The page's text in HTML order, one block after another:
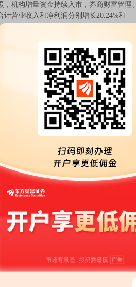
机构增量资金持续入市，券商财富管理
营业收入和净利润分别增长20.24%和
的多重配置逻辑，板块修复行情具备较
策的稳步落地，推动行业高质量发展渐
本实力较强的龙头券商持续抢占市场份
备超额收益潜力，建议把握政策改革红
质标的。
年合计实现营业收入5522.83亿元，同
增长43.41%。41家实现净利润增长，17
比增长45%，是业绩增长的主要动因；
业务分别实现收入合计398.54亿元和
母净利润合计626.17亿元（+16.97%）；
，+89.47%，增速最快；经纪业务、投行
+45.12%）、88.54亿元（+32.70%）、
，弱于指数，板块内部分化。板块上涨
信证券（13.23%）。